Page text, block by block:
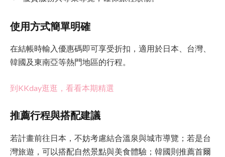
使用方式簡單明確
在結帳時輸入優惠碼即可享受折扣，適用於日本、台灣、
韓國及東南亞等熱門地區的行程。
到KKday逛逛，看看本期精選
推薦行程與搭配建議
若計畫前往日本，不妨考慮結合溫泉與城市導覽；若是台
灣旅遊，可以搭配自然景點與美食體驗；韓國則推薦首爾